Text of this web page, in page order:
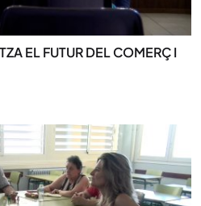
EL FUTUR DEL COMERÇ I